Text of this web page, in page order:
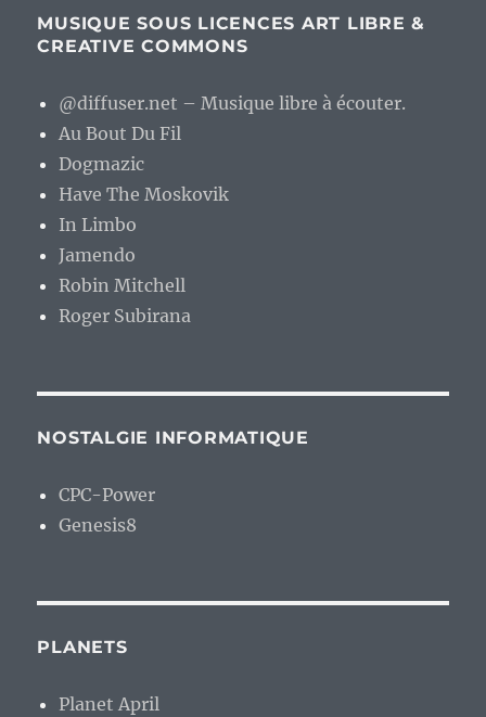
Robin Mitchell
Roger Subirana
NOSTALGIE INFORMATIQUE
CPC-Power
Genesis8
Planet April
Le Weblog de Frederic Bezies